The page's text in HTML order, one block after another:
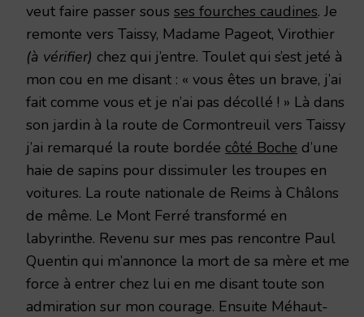
veut faire passer sous ses fourches caudines. Je
remonte vers Taissy, Madame Pageot, Virothier
(à vérifier) chez qui j’entre. Toulet qui s’est jeté à
mon cou en me disant : « vous êtes un brave, j’ai
fait comme vous et je n’ai pas décollé ! » Là dans
son jardin à la route de Cormontreuil vers Taissy
j’ai remarqué la route bordée côté Boche d’une
haie de sapins pour dissimuler les troupes en
voitures. La route nationale de Reims à Châlons
de même. Le Mont Ferré transformé en
labyrinthe. Revenu sur mes pas rencontre Paul
Quentin qui m’annonce la mort de sa mère et me
force à entrer chez lui en me disant toute son
admiration sur mon courage. Ensuite Méhaut-